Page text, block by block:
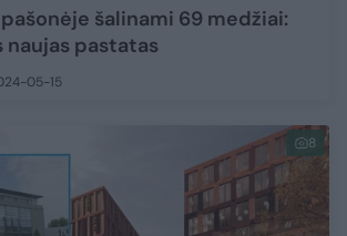
šalinami 69 medžiai:
pastatas
05-15
8